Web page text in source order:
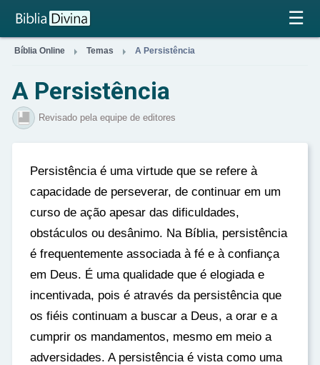
×
☰
Bíblia Online  Temas  A Persistência
A Persistência
Revisado pela equipe de editores
Persistência é uma virtude que se refere à
capacidade de perseverar, de continuar em um
curso de ação apesar das dificuldades,
obstáculos ou desânimo. Na Bíblia, persistência
é frequentemente associada à fé e à confiança
em Deus. É uma qualidade que é elogiada e
incentivada, pois é através da persistência que
os fiéis continuam a buscar a Deus, a orar e a
cumprir os mandamentos, mesmo em meio a
adversidades. A persistência é vista como uma